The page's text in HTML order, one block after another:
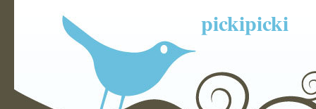
pickipicki